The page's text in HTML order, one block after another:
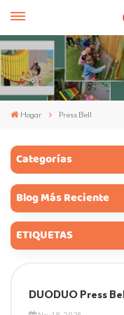
Hogar Press Bell
Categorías
Blog Más Reciente
ETIQUETAS
DUODUO Press Bell